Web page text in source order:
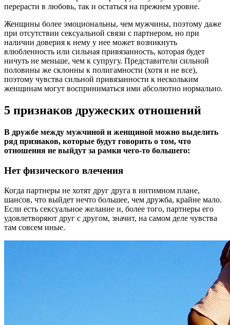
перерасти в любовь, так и остаться на прежнем уровне.
Женщины более эмоциональны, чем мужчины, поэтому даже
при отсутствии сексуальной связи с партнером, но при
наличии доверия к нему у нее может возникнуть
влюбленность или сильная привязанность, которая будет
ничуть не меньше, чем к супругу. Представители сильной
половины же склонны к полигамности (хотя и не все),
поэтому чувства сильной привязанности к нескольким
женщинам могут восприниматься ими абсолютно нормально.
5 признаков дружеских отношений
В дружбе между мужчиной и женщиной можно выделить
ряд признаков, которые будут говорить о том, что
отношения не выйдут за рамки чего-то большего:
Нет физического влечения
Когда партнеры не хотят друг друга в интимном плане,
шансов, что выйдет нечто большее, чем дружба, крайне мало.
Если есть сексуальное желание и, более того, партнеры его
удовлетворяют друг с другом, значит, на самом деле чувства
там совсем иные.